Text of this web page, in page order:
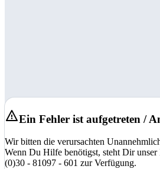
Ein Fehler ist aufgetreten /
Wir bitten die verursachten
Wenn Du Hilfe benötigst, steht Dir
(0)30 - 81097 - 601 zur Verfügung.